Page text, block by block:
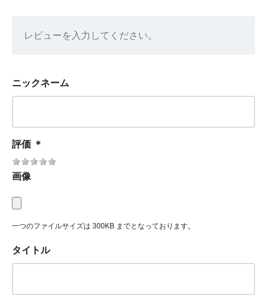
レビューを入力してください。
ニックネーム
評価 ＊
画像
一つのファイルサイズは 300KB までとなっております。
タイトル